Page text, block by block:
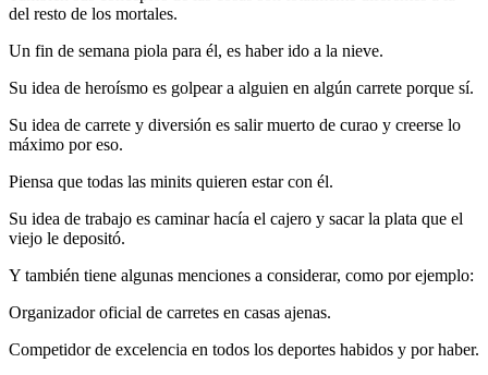
del resto de los mortales.
Un fin de semana piola para él, es haber ido a la nieve.
Su idea de heroísmo es golpear a alguien en algún carrete porque sí.
Su idea de carrete y diversión es salir muerto de curao y creerse lo
máximo por eso.
Piensa que todas las minits quieren estar con él.
Su idea de trabajo es caminar hacía el cajero y sacar la plata que el
viejo le depositó.
Y también tiene algunas menciones a considerar, como por ejemplo:
Organizador oficial de carretes en casas ajenas.
Competidor de excelencia en todos los deportes habidos y por haber.